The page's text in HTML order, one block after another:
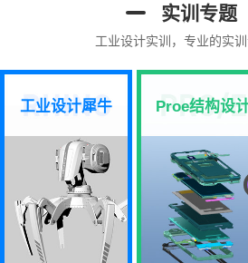
实训专题
工业设计实训，专业的实训
工业设计犀牛 Proe结构设